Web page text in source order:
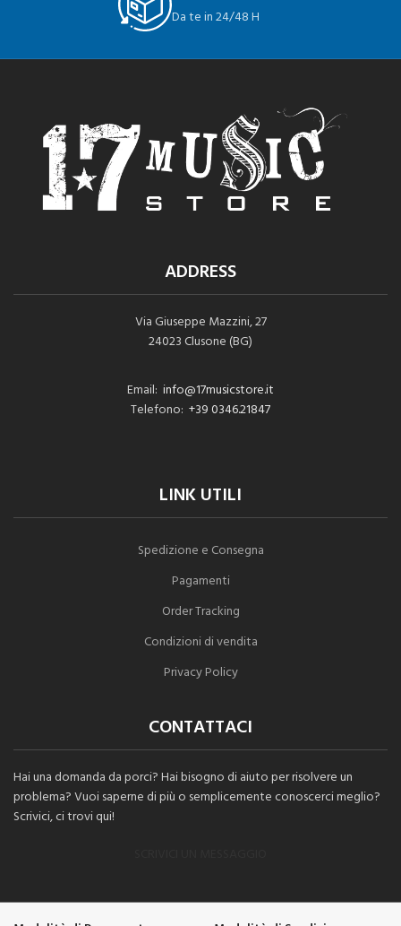
Da te in 24/48 H
ADDRESS
Via Giuseppe Mazzini, 27
24023 Clusone (BG)
Email: info@17musicstore.it
Telefono: +39 0346.21847
LINK UTILI
Spedizione e Consegna
Pagamenti
Order Tracking
Condizioni di vendita
Privacy Policy
CONTATTACI
Hai una domanda da porci? Hai bisogno di aiuto per risolvere un
problema? Vuoi saperne di più o semplicemente conoscerci meglio?
Scrivici, ci trovi qui!